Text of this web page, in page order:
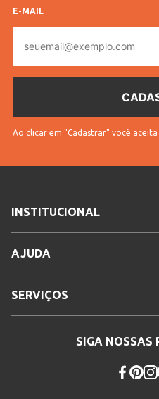
E-MAIL
mail
Ao clicar em "Cadastrar" você aceita
INSTITUCIONAL
AJUDA
SERVIÇOS
SIGA NOSSAS